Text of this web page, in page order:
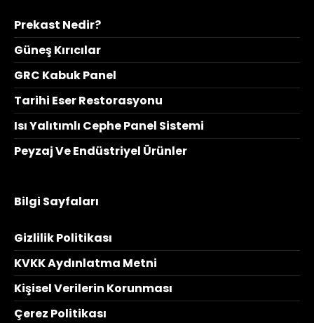
Prekast Nedir?
Güneş Kırıcılar
GRC Kabuk Panel
Tarihi Eser Restorasyonu
Isı Yalıtımlı Cephe Panel Sistemi
Peyzaj Ve Endüstriyel Ürünler
Bilgi Sayfaları
Gizlilik Politikası
KVKK Aydınlatma Metni
Kişisel Verilerin Korunması
Çerez Politikası